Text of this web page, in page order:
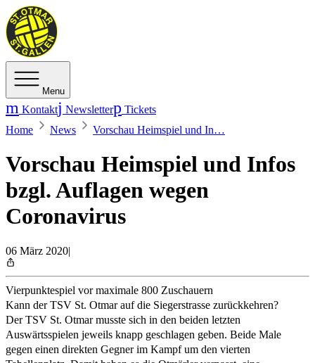
Menu
Kontakt Newsletter
Tickets
Home
News Vorschau Heimspiel und In…
Vorschau Heimspiel und Infos
bzgl. Auflagen wegen
Coronavirus
06 März 2020|
Vierpunktespiel vor maximale 800 Zuschauern
Kann der TSV St. Otmar auf die Siegerstrasse zurückkehren?
Der TSV St. Otmar musste sich in den beiden letzten
Auswärtsspielen jeweils knapp geschlagen geben. Beide Male
gegen einen direkten Gegner im Kampf um den vierten